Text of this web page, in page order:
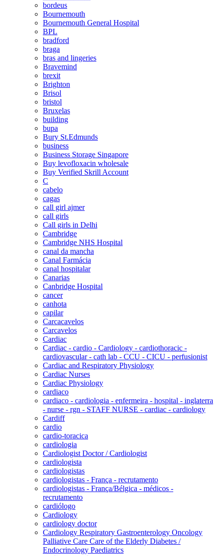
bordeus
Bournemouth
Bournemouth General Hospital
BPL
bradford
braga
bras and lingeries
Bravemind
brexit
Brighton
Brisol
bristol
Bruxelas
building
bupa
Bury St.Edmunds
business
Business Storage Singapore
Buy levofloxacin wholesale
Buy Verified Skrill Account
C
cabelo
cagas
call girl ajmer
call girls
Call girls in Delhi
Cambridge
Cambridge NHS Hospital
canal da mancha
Canal Farmácia
canal hospitalar
Canarias
Canbridge Hospital
cancer
canhota
capilar
Carcacavelos
Carcavelos
Cardiac
Cardiac - cardio - Cardiology - cardiothoracic -
cardiovascular - cath lab - CCU - CICU - perfusionist
Cardiac and Respiratory Physiology
Cardiac Nurses
Cardiac Physiology
cardiaco
cardiaco - cardiologia - enfermeira - hospital - inglaterra
- nurse - rgn - STAFF NURSE - cardiac - cardiology
Cardiff
cardio
cardio-toracica
cardiologia
Cardiologist Doctor / Cardiologist
cardiologista
cardiologistas
cardiologistas - França - recrutamento
cardiologistas - França/Bélgica - médicos -
recrutamento
cardiólogo
Cardiology
cardiology doctor
Cardiology Respiratory Gastroenterology Oncology
Palliative Care Care of the Elderly Diabetes /
Endocrinology Paediatrics